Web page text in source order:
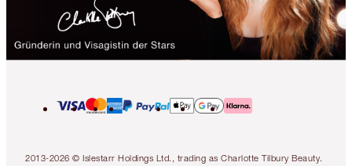
2013-2026 © Islestarr Holdings Ltd., trading as Charlotte Tilbury Beauty.